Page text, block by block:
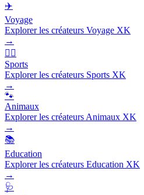
✈️
Voyage
Explorer les créateurs Voyage XK
→
🏃‍♂️
Sports
Explorer les créateurs Sports XK
→
🐾
Animaux
Explorer les créateurs Animaux XK
→
📚
Education
Explorer les créateurs Education XK
→
🩺